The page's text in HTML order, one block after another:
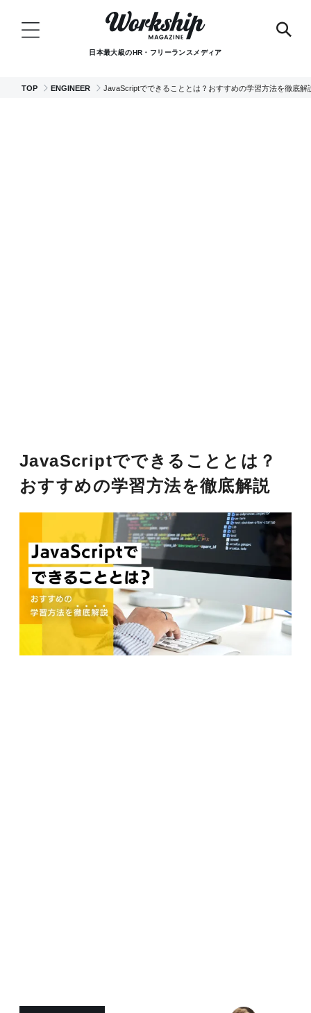
日本最大級のHR・フリーランスメディア
TOP ENGINEER JavaScriptでできることとは？おすすめの学習方法を徹底解
JavaScriptでできることとは？
おすすめの学習方法を徹底解説